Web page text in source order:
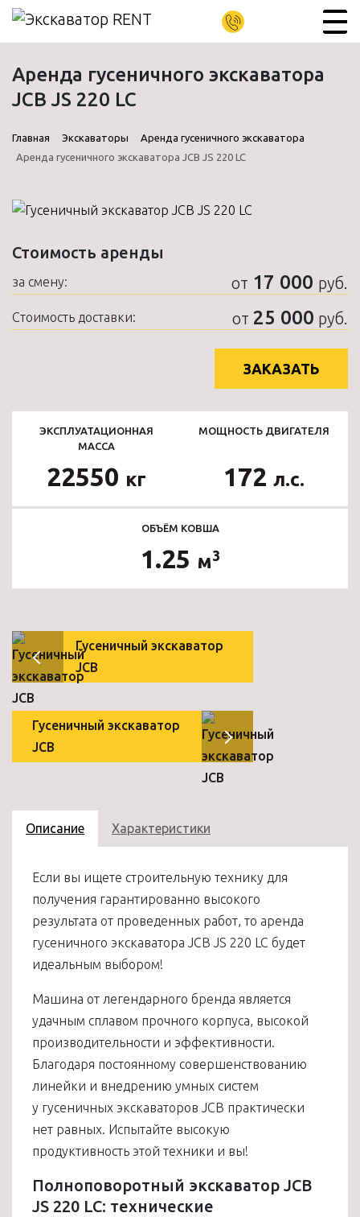
Аренда гусеничного экскаватора
JCB JS 220 LC
Главная Экскаваторы
Аренда гусеничного экскаватора
Аренда гусеничного экскаватора JCB JS 220 LC
Стоимость аренды
за смену: от 17 000 руб.
Стоимость доставки: от 25 000 руб.
ЗАКАЗАТЬ
ЭКСПЛУАТАЦИОННАЯ
МАССА
22550 кг
МОЩНОСТЬ ДВИГАТЕЛЯ
172 л.с.
ОБЪЁМ КОВША
1.25 м3
Гусеничный экскаватор
JCB
Гусеничный экскаватор
JCB
Описание Характеристики
Если вы ищете строительную технику для
получения гарантированно высокого
результата от проведенных работ, то аренда
гусеничного экскаватора JCB JS 220 LC будет
идеальным выбором!
Машина от легендарного бренда является
удачным сплавом прочного корпуса, высокой
производительности и эффективности.
Благодаря постоянному совершенствованию
линейки и внедрению умных систем
у гусеничных экскаваторов JCB практически
нет равных. Испытайте высокую
продуктивность этой техники и вы!
Полноповоротный экскаватор JCB
JS 220 LC: технические